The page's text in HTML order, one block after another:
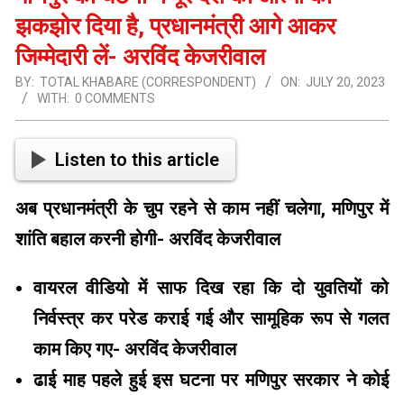
झकझोर दिया है, प्रधानमंत्री आगे आकर
जिम्मेदारी लें- अरविंद केजरीवाल
BY: TOTAL KHABARE (CORRESPONDENT) ON: JULY 20, 2023
WITH: 0 COMMENTS
Listen to this article
अब प्रधानमंत्री के चुप रहने से काम नहीं चलेगा, मणिपुर में
शांति बहाल करनी होगी- अरविंद केजरीवाल
वायरल वीडियो में साफ दिख रहा कि दो युवतियों को
निर्वस्त्र कर परेड कराई गई और सामूहिक रूप से गलत
काम किए गए- अरविंद केजरीवाल
ढाई माह पहले हुई इस घटना पर मणिपुर सरकार ने कोई